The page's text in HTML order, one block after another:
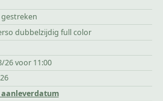
dubbelzijdig full color
26 voor 11:00
aanleverdatum